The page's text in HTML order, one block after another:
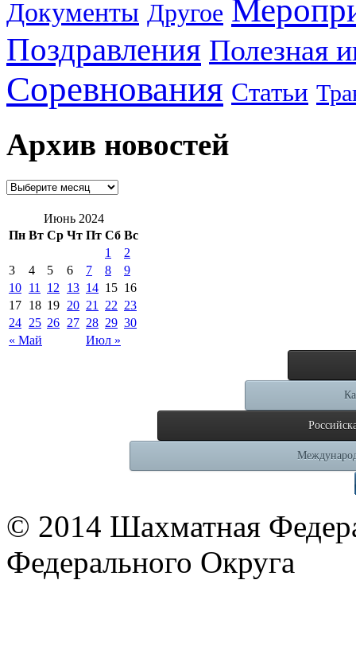
Документы Другое
Поздравления Полезная
Соревнования Статьи
Архив новостей
Июнь 2024
Пн Вт Ср Чт Пт Сб Вс
« Май Июл »
1
2
3
4 5 6 7 8
9
10 11 12 13 14 15 16
17 18 19 20 21 22 23
24 25 26 27 28 29 30
© 2014 Шахматная
Федерального Округа